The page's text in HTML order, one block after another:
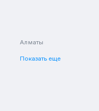
Алматы
Показать еще